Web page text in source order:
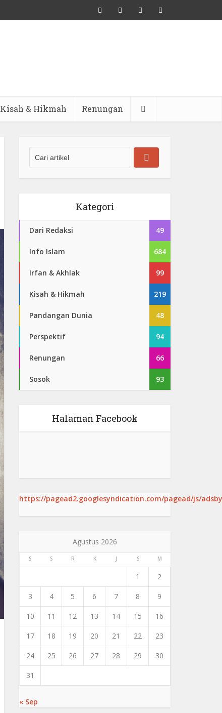
Kisah & Hikmah Renungan
Kategori
Dari Redaksi 49
Info Islam 684
Irfan & Akhlak 99
Kisah & Hikmah 219
Pandangan Dunia 48
Perspektif 94
Renungan 66
Sosok 93
Halaman Facebook
https://pagead2.googlesyndication.com/pagead/js/
Agustus 2026
S S R K J S M
1 2
3 4 5 6 7 8 9
10 11 12 13 14 15 16
17 18 19 20 21 22 23
24 25 26 27 28 29 30
31
« Sep